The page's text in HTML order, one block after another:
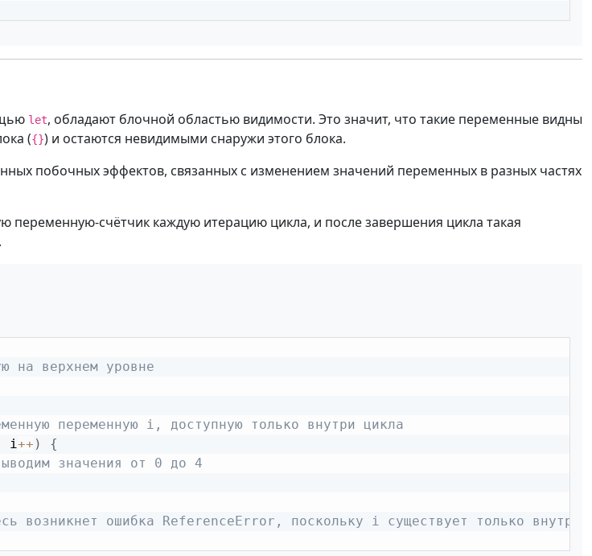
let, обладают блочной областью видимости. Это значит, что такие переменные видны
({}) и остаются невидимыми снаружи этого блока.
побочных эффектов, связанных с изменением значений переменных в разных частях
переменную-счётчик каждую итерацию цикла, и после завершения цикла такая
на верхнем уровне
переменную i, доступную только внутри цикла
i++ )
{
значения от 0 до 4
возникнет ошибка ReferenceError, поскольку i существует только внутри